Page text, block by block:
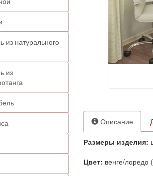
из натурального
из
Описание
Размеры изделия:
Цвет: венге/лоредо